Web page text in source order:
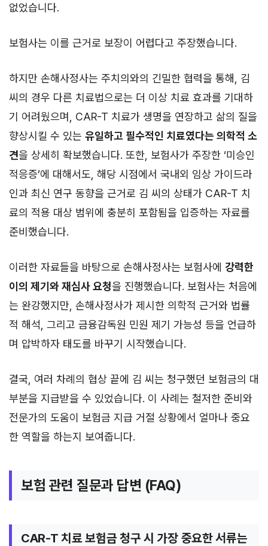
없었습니다.
보험사는 이를 근거로 보장이 어렵다고 주장했습니다.
하지만 손해사정사는 주치의와의 긴밀한 협력을 통해, 김
씨의 경우 다른 치료법으로는 더 이상 치료 효과를 기대하
기 어려웠으며, CAR-T 치료가 생명을 연장하고 삶의 질을
향상시킬 수 있는 유일하고 필수적인 치료였다는 의학적 소
견을 상세히 확보했습니다. 또한, 보험사가 주장한 ‘미승인
적응증’에 대해서도, 해당 시점에서 국내외 임상 가이드라
인과 최신 연구 동향을 근거로 김 씨의 상태가 CAR-T 치
료의 적용 대상 범위에 충분히 포함됨을 입증하는 자료를
준비했습니다.
이러한 자료들을 바탕으로 손해사정사는 보험사에 강력한
이의 제기와 재심사 요청을 진행했습니다. 보험사는 처음에
는 완강했지만, 손해사정사가 제시한 의학적 근거와 법률
적 해석, 그리고 금융감독원 민원 제기 가능성 등을 언급하
며 압박하자 태도를 바꾸기 시작했습니다.
결국, 여러 차례의 협상 끝에 김 씨는 청구했던 보험금의 대
부분을 지급받을 수 있었습니다. 이 사례는 철저한 준비와
전문가의 도움이 보험금 지급 거절 상황에서 얼마나 중요
한 역할을 하는지 보여줍니다.
보험 관련 질문과 답변 (FAQ)
CAR-T 치료 보험금 청구 시 가장 중요한 서류는